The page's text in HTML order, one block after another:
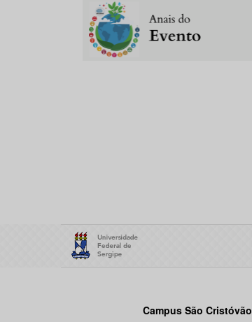
Campus São Cristóvão